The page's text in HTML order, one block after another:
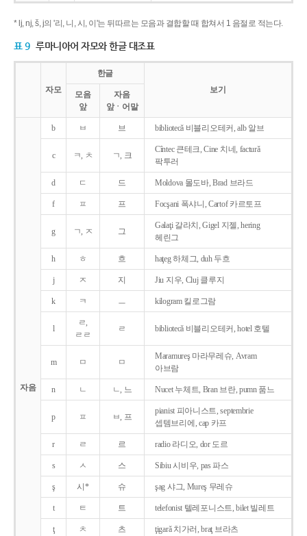
* lj, nj, š, j의 '리, 니, 시, 이'는 뒤따르는 모음과 결합할 때 합쳐서 1 음절로 적는다.
표 9 루마니아어 자모와 한글 대조표
자모
한글
보기
모음
앞
자음
앞ㆍ어말
자음
b ㅂ 브 bibliotecǎ 비블리오테커, alb 알브
c ㅋ, ㅊ ㄱ, 크
Cîntec 큰테크, Cine 치네, facturǎ
팍투러
d ㄷ 드 Moldova 몰도바, Brad 브라드
f ㅍ 프 Focşani 폭샤니, Cartof 카르토프
g ㄱ, ㅈ 그
Galaţi 갈라치, Gigel 지젤, hering
헤린그
h ㅎ 흐 haţeg 하체그, duh 두흐
j ㅈ 지 Jiu 지우, Cluj 클루지
k ㅋ ㅡ kilogram 킬로그람
l
ㄹ,
ㄹㄹ
ㄹ bibliotecǎ 비블리오테커, hotel 호텔
m ㅁ ㅁ
Maramureş 마라무레슈, Avram
아브람
n ㄴ ㄴ, 느 Nucet 누체트, Bran 브란, pumn 품느
p ㅍ ㅂ, 프
pianist 피아니스트, septembrie
셉템브리에, cap 카프
r ㄹ 르 radio 라디오, dor 도르
s ㅅ 스 Sibiu 시비우, pas 파스
ş 시* 슈 şag 샤그, Mureş 무레슈
t ㅌ 트 telefonist 텔레포니스트, bilet 빌레트
ţ ㅊ 츠 ţigarǎ 치가러, braţ 브라츠